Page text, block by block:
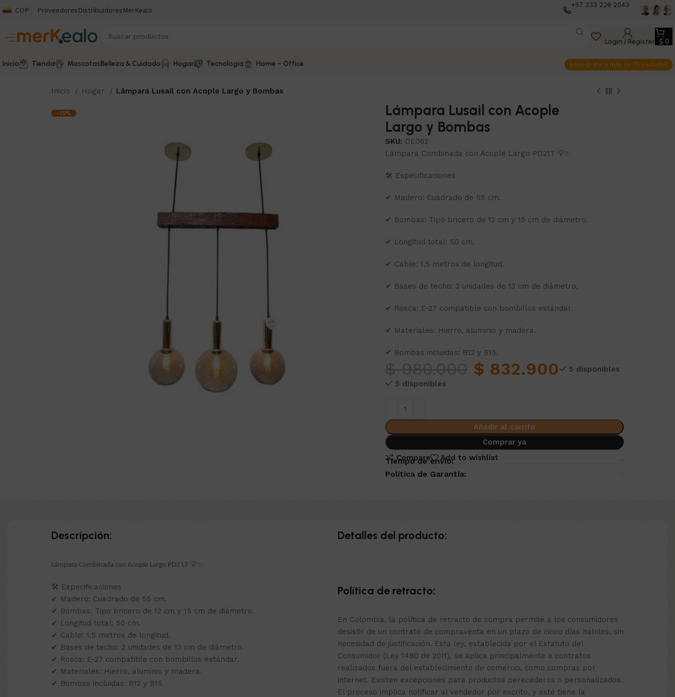
COP Proveedores Distribuidores MerKealo
+57 333 228 2043
Login / Register $ 0
Inicio Tienda MascotasBelleza & Cuidado Hogar Tecnología Home – Office Envio gratis a más de 70 ciudades
Inicio Hogar Lámpara Lusail con Acople Largo y Bombas
-15%
Lámpara Lusail con Acople
Largo y Bombas
SKU: DE062
Lámpara Combinada con Acople Largo PD217 💡✨
🛠 Especificaciones
✔ Madero: Cuadrado de 55 cm.
✔ Bombas: Tipo bricero de 12 cm y 15 cm de diámetro.
✔ Longitud total: 50 cm.
✔ Cable: 1,5 metros de longitud.
✔ Bases de techo: 2 unidades de 13 cm de diámetro.
✔ Rosca: E-27 compatible con bombillos estándar.
✔ Materiales: Hierro, aluminio y madera.
✔ Bombas incluidas: B12 y B15.
$ 832.900
5 disponibles
5 disponibles
Añadir al carrito
Comprar ya
Compare
Add to wishlist
Tiempo de envio:
Política de Garantía:
Descripción:
Lámpara Combinada con Acople Largo PD217 💡✨
🛠 Especificaciones
✔ Madero: Cuadrado de 55 cm.
✔ Bombas: Tipo bricero de 12 cm y 15 cm de diámetro.
✔ Longitud total: 50 cm.
✔ Cable: 1,5 metros de longitud.
✔ Bases de techo: 2 unidades de 13 cm de diámetro.
✔ Rosca: E-27 compatible con bombillos estándar.
✔ Materiales: Hierro, aluminio y madera.
✔ Bombas incluidas: B12 y B15.
Detalles del producto:
Política de retracto:
En Colombia, la política de retracto de compra permite a los consumidores
desistir de un contrato de compraventa en un plazo de cinco días hábiles, sin
necesidad de justificación. Esta ley, establecida por el Estatuto del
Consumidor (Ley 1480 de 2011), se aplica principalmente a contratos
realizados fuera del establecimiento de comercio, como compras por
internet. Existen excepciones para productos perecederos o personalizados.
El proceso implica notificar al vendedor por escrito, y este tiene la